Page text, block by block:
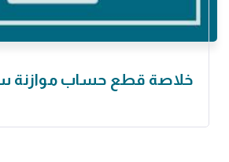
خلاصة قطع حساب موازنة